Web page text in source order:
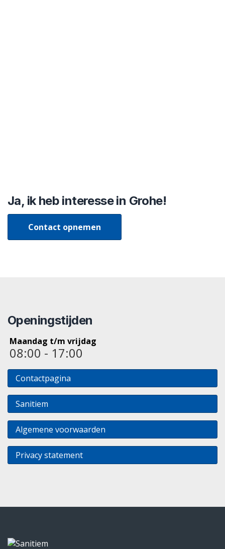
Ja, ik heb interesse in Grohe!
Contact opnemen
Openingstijden
Maandag t/m vrijdag
08:00 - 17:00
Contactpagina
Sanitiem
Algemene voorwaarden
Privacy statement